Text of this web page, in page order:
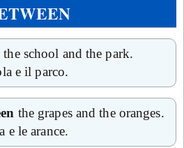
the school and the park.
e il parco.
the grapes and the oranges.
e le arance.